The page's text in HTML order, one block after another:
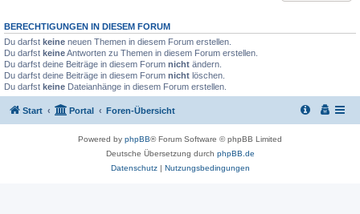
BERECHTIGUNGEN IN DIESEM FORUM
Du darfst keine neuen Themen in diesem Forum erstellen.
Du darfst keineAntworten zu Themen in diesem Forum erstellen.
Du darfst deine Beiträge in diesem Forum nicht ändern.
Du darfst deine Beiträge in diesem Forum nicht löschen.
Du darfst keine Dateianhänge in diesem Forum erstellen.
Start Portal Foren-Übersicht
Powered by phpBB® Forum Software © phpBB Limited
Deutsche Übersetzung durch phpBB.de
Datenschutz| Nutzungsbedingungen